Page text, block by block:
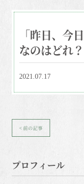
「昨日、今
なのはどれ？
2021.07.17
< 前の記事
プロフィール